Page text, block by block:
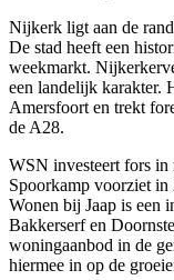
Nijkerk ligt aan de
De stad heeft een
weekmarkt.
een landelijk karakter.
Amersfoort en trekt
de A28.
WSN investeert fors
Spoorkamp voorziet
Wonen bij Jaap is een
Bakkerserf en
woningaanbod in de
hiermee in op de